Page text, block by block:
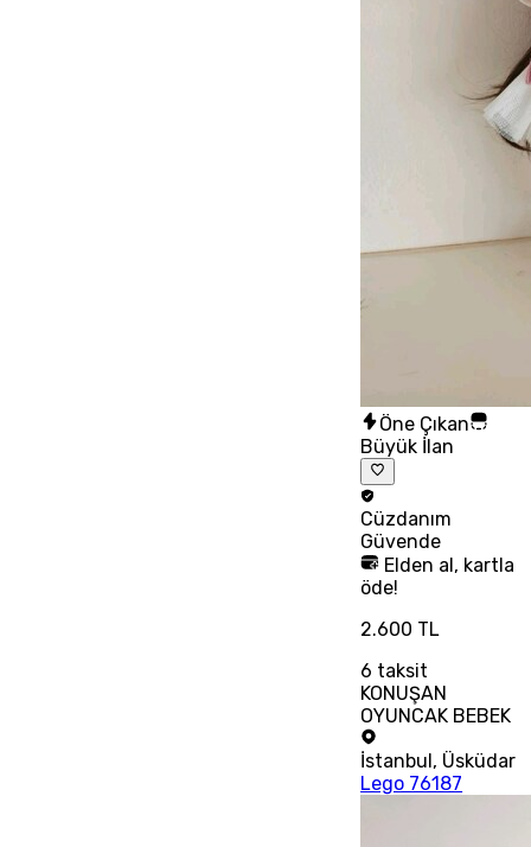
Öne Çıkan
Büyük İlan
Cüzdanım
Güvende
Elden al, kartla
öde!
2.600 TL
6 taksit
KONUŞAN
OYUNCAK BEBEK
İstanbul, Üsküdar
Lego 76187